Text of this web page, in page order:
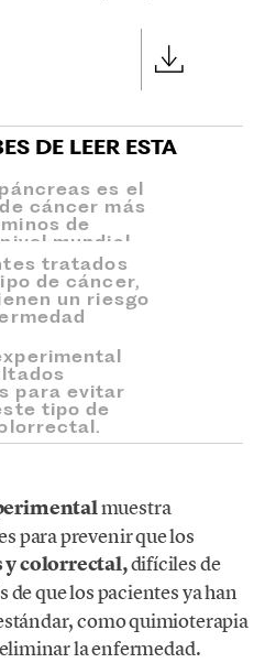
DE LEER ESTA
es el
cáncer más
de
mundial.
tratados
de cáncer,
un riesgo
para evitar
tipo de
muestra
para prevenir que los
y colorrectal,difíciles de
de que los pacientes ya han
como quimioterapia
la enfermedad.